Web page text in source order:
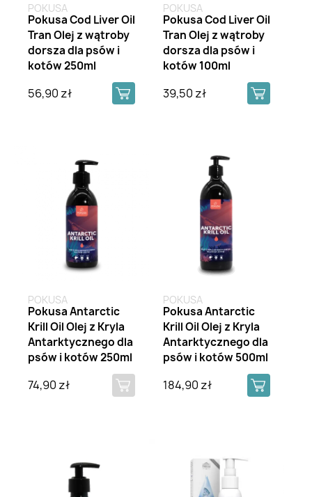
POKUSA
Pokusa Cod Liver Oil
Tran Olej z wątroby
dorsza dla psów i
kotów 250ml
56,90 zł
POKUSA
Pokusa Cod Liver Oil
Tran Olej z wątroby
dorsza dla psów i
kotów 100ml
39,50 zł
POKUSA
Pokusa Antarctic
Krill Oil Olej z Kryla
Antarktycznego dla
psów i kotów 250ml
74,90 zł
POKUSA
Pokusa Antarctic
Krill Oil Olej z Kryla
Antarktycznego dla
psów i kotów 500ml
184,90 zł